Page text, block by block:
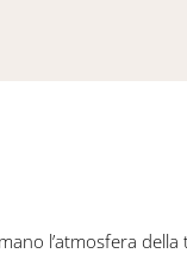
l’atmosfera